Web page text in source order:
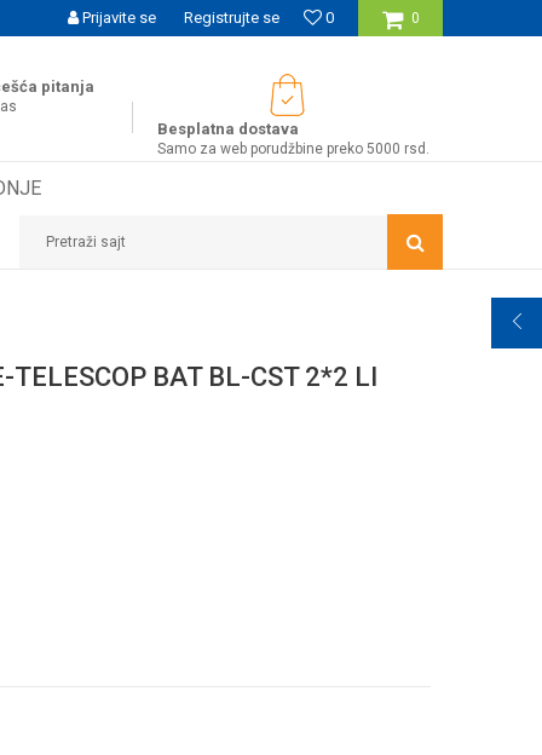
BESPLATNE ISPORUKE ZA WEB PORUDŽBINE! 0
0
Prijavite se Registrujte se
pitanja
Besplatna dostava
Samo za web porudžbine preko 5000 rsd.
Pretraži sajt
TELESCOP BAT BL-CST 2*2 LI